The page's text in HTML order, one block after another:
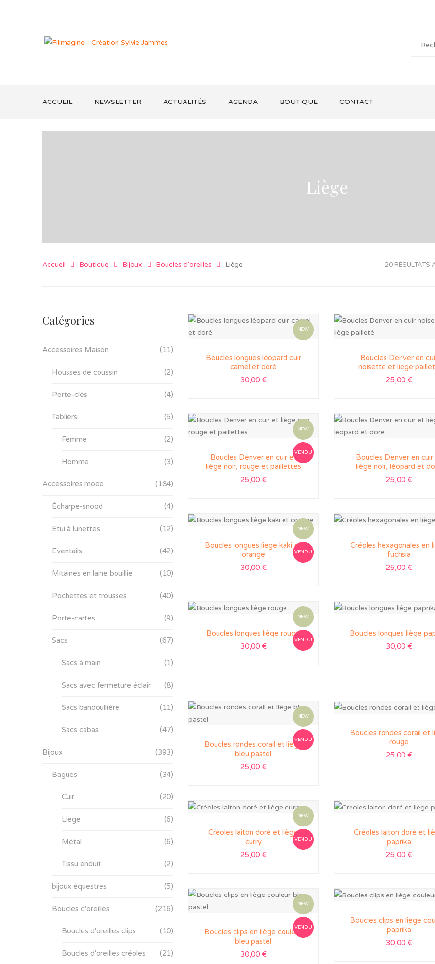
ACCUEIL NEWSLETTER ACTUALITÉS AGENDA BOUTIQUE CONTACT
Liège
Accueil Boutique Bijoux Boucles d'oreilles Liège 20 RÉSULTATS
Catégories
Accessoires Maison (11)
Housses de coussin (2)
Porte-clés (4)
Tabliers (5)
Femme (2)
Homme (3)
Accessoires mode (184)
Écharpe-snood (4)
Etui à lunettes (12)
Eventails (42)
Mitaines en laine bouillie (10)
Pochettes et trousses (40)
Porte-cartes (9)
Sacs (67)
Sacs à main (1)
Sacs avec fermeture éclair (8)
Sacs bandoullière (11)
Sacs cabas (47)
Bijoux (393)
Bagues (34)
Cuir (20)
Liège (6)
Métal (6)
Tissu enduit (2)
bijoux équestres (5)
Boucles d'oreilles (216)
Boucles d'oreilles clips (10)
Boucles d'oreilles créoles (21)
NEW
Boucles longues léopard cuir
camel et doré
30,00 €
Boucles Denver en
noisette et liège
25,00 €
NEW
VENDU
Boucles Denver en cuir et
liège noir, rouge et paillettes
25,00 €
Boucles Denver en cuir
liège noir, léopard et
25,00 €
NEW
VENDU
Boucles longues liège kaki et
orange
30,00 €
Créoles hexagonales en
fuchsia
25,00 €
NEW
VENDU
Boucles longues liège rouge
30,00 €
Boucles longues liège
30,00 €
NEW
VENDU
Boucles rondes corail et liège
bleu pastel
25,00 €
Boucles rondes corail et
rouge
25,00 €
NEW
VENDU
Créoles laiton doré et liège
curry
25,00 €
Créoles laiton doré et
paprika
25,00 €
NEW
VENDU
Boucles clips en liège couleur
bleu pastel
30,00 €
Boucles clips en liège
paprika
30,00 €